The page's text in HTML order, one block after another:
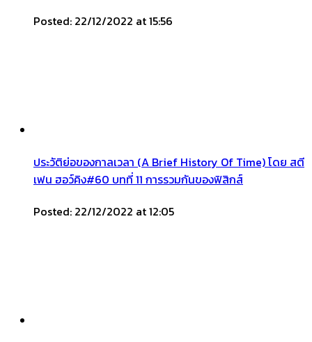
Posted: 22/12/2022 at 15:56
ประวัติย่อของกาลเวลา (A Brief History Of Time) โดย สตี
เฟน ฮอว์คิง#60 บทที่ 11 การรวมกันของฟิสิกส์
Posted: 22/12/2022 at 12:05